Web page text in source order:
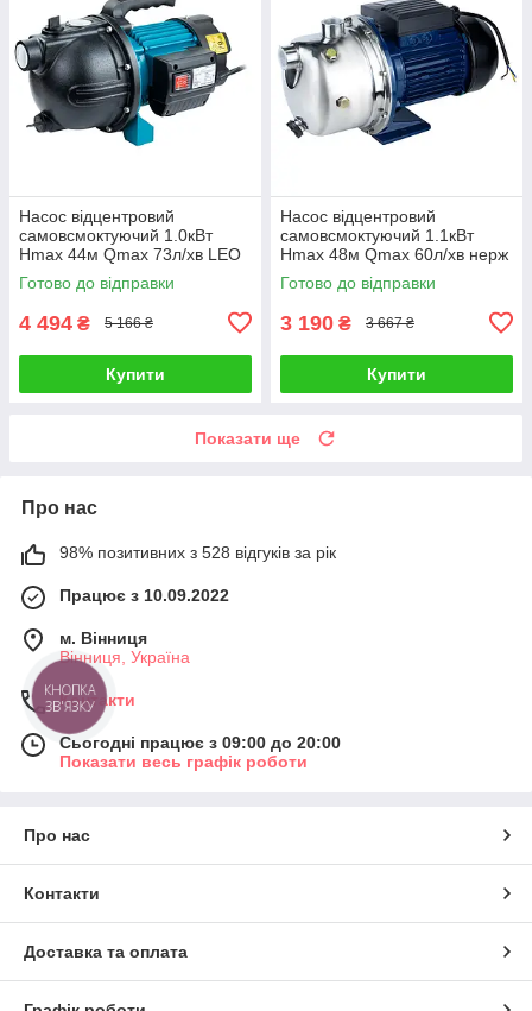
Насос відцентровий
самовсмоктуючий 1.0кВт
Hmax 44м Qmax 73л/хв LEO
EKJ-1002I (775347)
Готово до відправки
4 494 ₴ 5 166 ₴
Купити
Насос відцентровий
самовсмоктуючий 1.1кВт
Hmax 48м Qmax 60л/хв нерж
WETRON JETS100 (775054)
Готово до відправки
3 190 ₴ 3 667 ₴
Купити
Показати ще
Про нас
98% позитивних з 528 відгуків за рік
Працює з 10.09.2022
м. Вінниця
Вінниця, Україна
Контакти
Сьогодні працює з 09:00 до 20:00
Показати весь графік роботи
Про нас
Контакти
Доставка та оплата
КНОПКА
ЗВ'ЯЗКУ